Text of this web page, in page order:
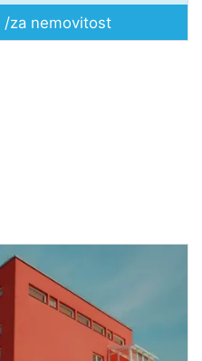
/za nemovitost